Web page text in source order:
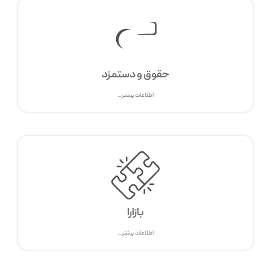
حقوق و دستمزد
اطلاعات بیشتر ...
بازارا
اطلاعات بیشتر ...